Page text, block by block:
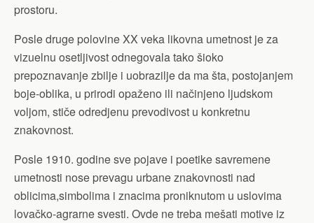
prostoru.
Posle druge polovine XX veka likovna umetnost je za
vizuelnu osetljivost odnegovala tako šioko
prepoznavanje zbilje i uobrazilje da ma šta, postojanjem
boje-oblika, u prirodi opaženo ili načinjeno ljudskom
voljom, stiče odredjenu prevodivost u konkretnu
znakovnost.
Posle 1910. godine sve pojave i poetike savremene
umetnosti nose prevagu urbane znakovnosti nad
oblicima,simbolima i znacima proniknutom u uslovima
lovačko-agrarne svesti. Ovde ne treba mešati motive iz